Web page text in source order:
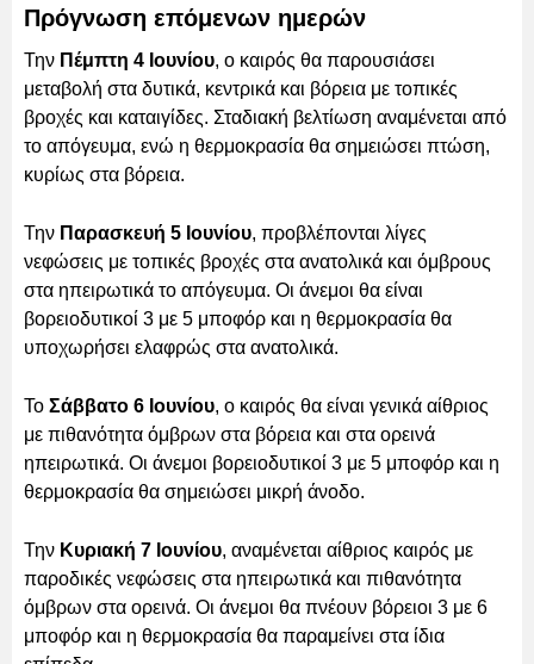
Πρόγνωση επόμενων ημερών
Την Πέμπτη 4 Ιουνίου, ο καιρός θα παρουσιάσει
μεταβολή στα δυτικά, κεντρικά και βόρεια με τοπικές
βροχές και καταιγίδες. Σταδιακή βελτίωση αναμένεται από
το απόγευμα, ενώ η θερμοκρασία θα σημειώσει πτώση,
κυρίως στα βόρεια.
Την Παρασκευή 5 Ιουνίου, προβλέπονται λίγες
νεφώσεις με τοπικές βροχές στα ανατολικά και όμβρους
στα ηπειρωτικά το απόγευμα. Οι άνεμοι θα είναι
βορειοδυτικοί 3 με 5 μποφόρ και η θερμοκρασία θα
υποχωρήσει ελαφρώς στα ανατολικά.
Το Σάββατο 6 Ιουνίου, ο καιρός θα είναι γενικά αίθριος
με πιθανότητα όμβρων στα βόρεια και στα ορεινά
ηπειρωτικά. Οι άνεμοι βορειοδυτικοί 3 με 5 μποφόρ και η
θερμοκρασία θα σημειώσει μικρή άνοδο.
Την Κυριακή 7 Ιουνίου, αναμένεται αίθριος καιρός με
παροδικές νεφώσεις στα ηπειρωτικά και πιθανότητα
όμβρων στα ορεινά. Οι άνεμοι θα πνέουν βόρειοι 3 με 6
μποφόρ και η θερμοκρασία θα παραμείνει στα ίδια